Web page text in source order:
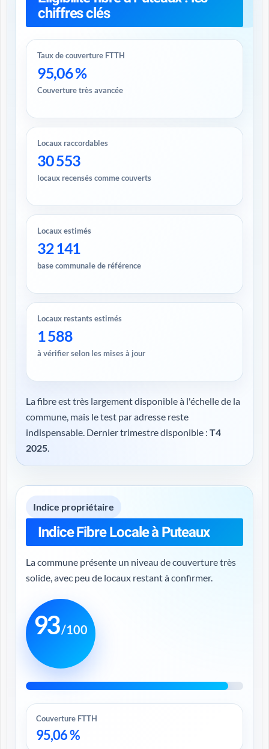
chiffres clés
Taux de couverture FTTH
95,06 %
Couverture très avancée
Locaux raccordables
30 553
locaux recensés comme couverts
Locaux estimés
32 141
base communale de référence
Locaux restants estimés
1 588
à vérifier selon les mises à jour
La fibre est très largement disponible à l'échelle de la
commune, mais le test par adresse reste
indispensable. Dernier trimestre disponible : T4
2025.
Indice propriétaire
Indice Fibre Locale à Puteaux
La commune présente un niveau de couverture très
solide, avec peu de locaux restant à confirmer.
93/100
Couverture FTTH
95,06 %